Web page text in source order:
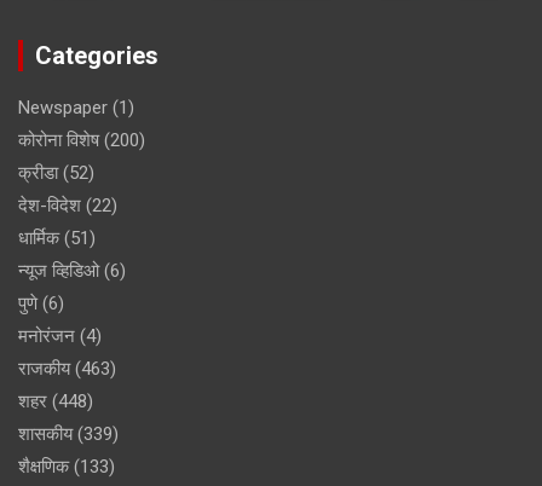
Categories
Newspaper (1)
कोरोना विशेष(200)
क्रीडा(52)
देश-विदेश (22)
धार्मिक(51)
न्यूज व्हिडिओ(6)
पुणे(6)
मनोरंजन (4)
राजकीय(463)
शहर (448)
शासकीय(339)
शैक्षणिक(133)